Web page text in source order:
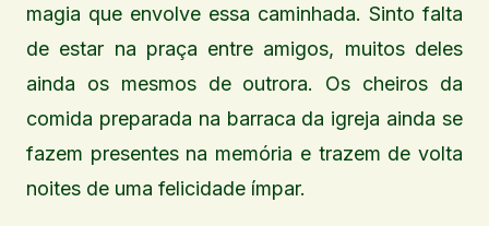
magia que envolve essa caminhada. Sinto falta
de estar na praça entre amigos, muitos deles
ainda os mesmos de outrora. Os cheiros da
comida preparada na barraca da igreja ainda se
fazem presentes na memória e trazem de volta
noites de uma felicidade ímpar.